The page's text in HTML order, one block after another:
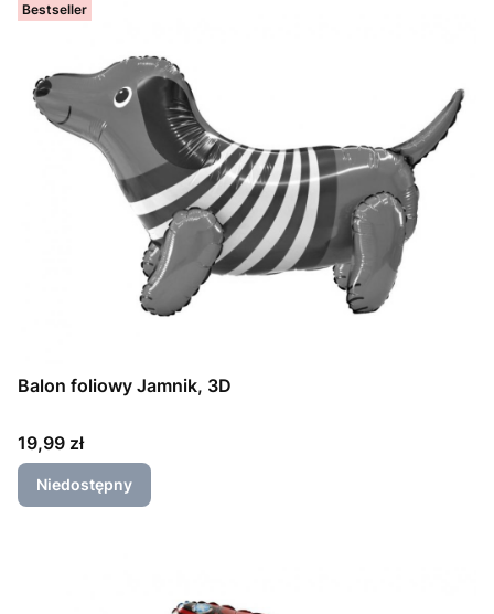
Bestseller
Balon foliowy Jamnik, 3D
Cena
19,99 zł
Niedostępny